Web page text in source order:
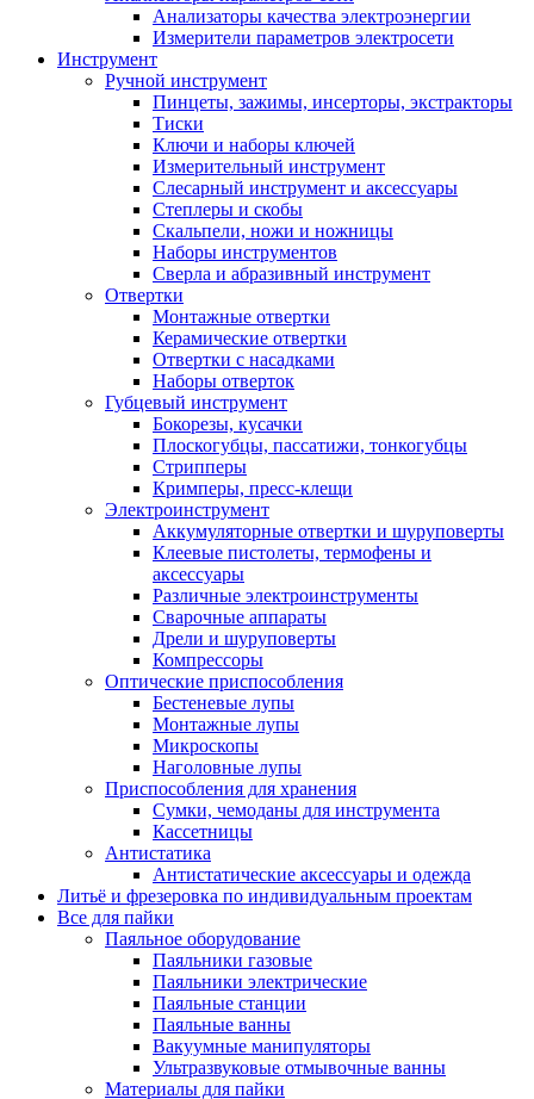
Анализаторы качества электроэнергии
Измерители параметров электросети
Инструмент
Ручной инструмент
Пинцеты, зажимы, инсерторы, экстракторы
Тиски
Ключи и наборы ключей
Измерительный инструмент
Слесарный инструмент и аксессуары
Степлеры и скобы
Скальпели, ножи и ножницы
Наборы инструментов
Сверла и абразивный инструмент
Отвертки
Монтажные отвертки
Керамические отвертки
Отвертки с насадками
Наборы отверток
Губцевый инструмент
Бокорезы, кусачки
Плоскогубцы, пассатижи, тонкогубцы
Стрипперы
Кримперы, пресс-клещи
Электроинструмент
Аккумуляторные отвертки и шуруповерты
Клеевые пистолеты, термофены и
аксессуары
Различные электроинструменты
Сварочные аппараты
Дрели и шуруповерты
Компрессоры
Оптические приспособления
Бестеневые лупы
Монтажные лупы
Микроскопы
Наголовные лупы
Приспособления для хранения
Сумки, чемоданы для инструмента
Кассетницы
Антистатика
Антистатические аксессуары и одежда
Литьё и фрезеровка по индивидуальным проектам
Все для пайки
Паяльное оборудование
Паяльники газовые
Паяльники электрические
Паяльные станции
Паяльные ванны
Вакуумные манипуляторы
Ультразвуковые отмывочные ванны
Материалы для пайки